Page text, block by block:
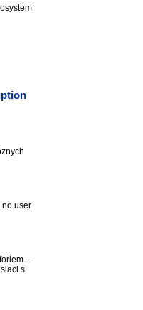
no user
–
s